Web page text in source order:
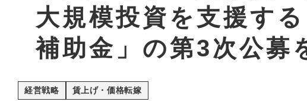
大規模投資を支援す
補助金」の第3次公募
経営戦略 賃上げ・価格転嫁